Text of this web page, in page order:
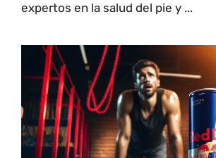
expertos en la salud del pie y ...